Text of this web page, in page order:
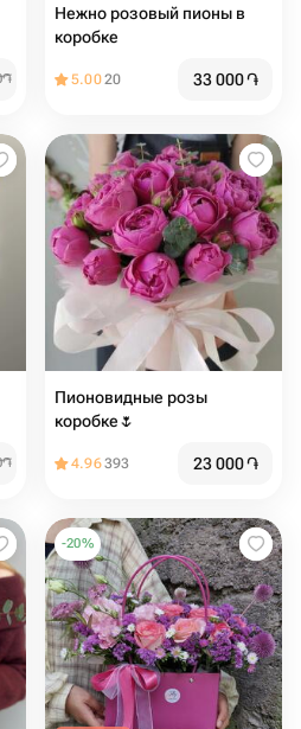
֏
Нежно розовый пионы в
коробке
5.0020 33 000֏
֏
Пионовидные розы
коробке🌷
4.96393 23 000֏
-20%